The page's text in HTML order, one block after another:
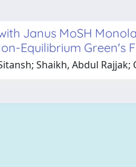
Janus MoSH
Equilibrium Green's
Shaikh, Abdul